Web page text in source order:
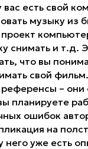
есть свой
музыку из
снимать и т.д.
что вы
свой фильм.
– они
планируете
ошибок
на
него уже есть